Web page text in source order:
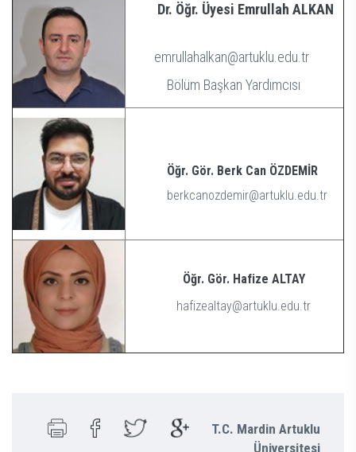
Dr. Öğr. Üyesi Emrullah ALKAN
emrullahalkan@artuklu.edu.tr
Bölüm Başkan Yardımcısı
Öğr. Gör. Berk Can ÖZDEMİR
berkcanozdemir@artuklu.edu.tr
Öğr. Gör. Hafize ALTAY
hafizealtay@artuklu.edu.tr
T.C. Mardin Artuklu
Üniversitesi